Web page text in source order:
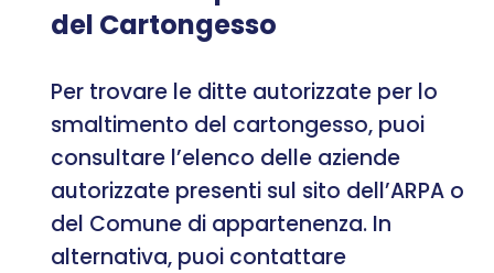
del Cartongesso
Per trovare le ditte autorizzate per lo
smaltimento del cartongesso, puoi
consultare l’elenco delle aziende
autorizzate presenti sul sito dell’ARPA o
del Comune di appartenenza. In
alternativa, puoi contattare